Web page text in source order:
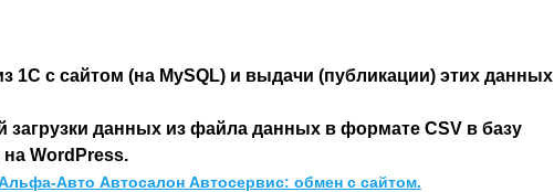
1С с сайтом (на MySQL) и выдачи (публикации) этих данных
загрузки данных из файла данных в формате CSV в базу
WordPress.
Авто Автосалон Автосервис: обмен с сайтом.